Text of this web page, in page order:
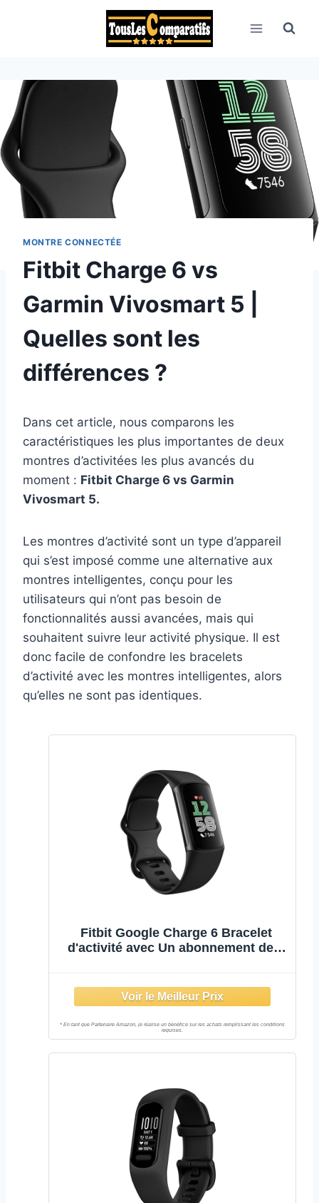
MONTRE CONNECTÉE
Fitbit Charge 6 vs
Garmin Vivosmart 5 |
Quelles sont les
différences ?
Dans cet article, nous comparons les
caractéristiques les plus importantes de deux
montres d’activitées les plus avancés du
moment : Fitbit Charge 6 vs Garmin
Vivosmart 5.
Les montres d’activité sont un type d’appareil
qui s’est imposé comme une alternative aux
montres intelligentes, conçu pour les
utilisateurs qui n’ont pas besoin de
fonctionnalités aussi avancées, mais qui
souhaitent suivre leur activité physique. Il est
donc facile de confondre les bracelets
d’activité avec les montres intelligentes, alors
qu’elles ne sont pas identiques.
Fitbit Google Charge 6 Bracelet
d'activité avec Un abonnement de 3
Batterie, Noir Volcanique/Aluminium
Noir